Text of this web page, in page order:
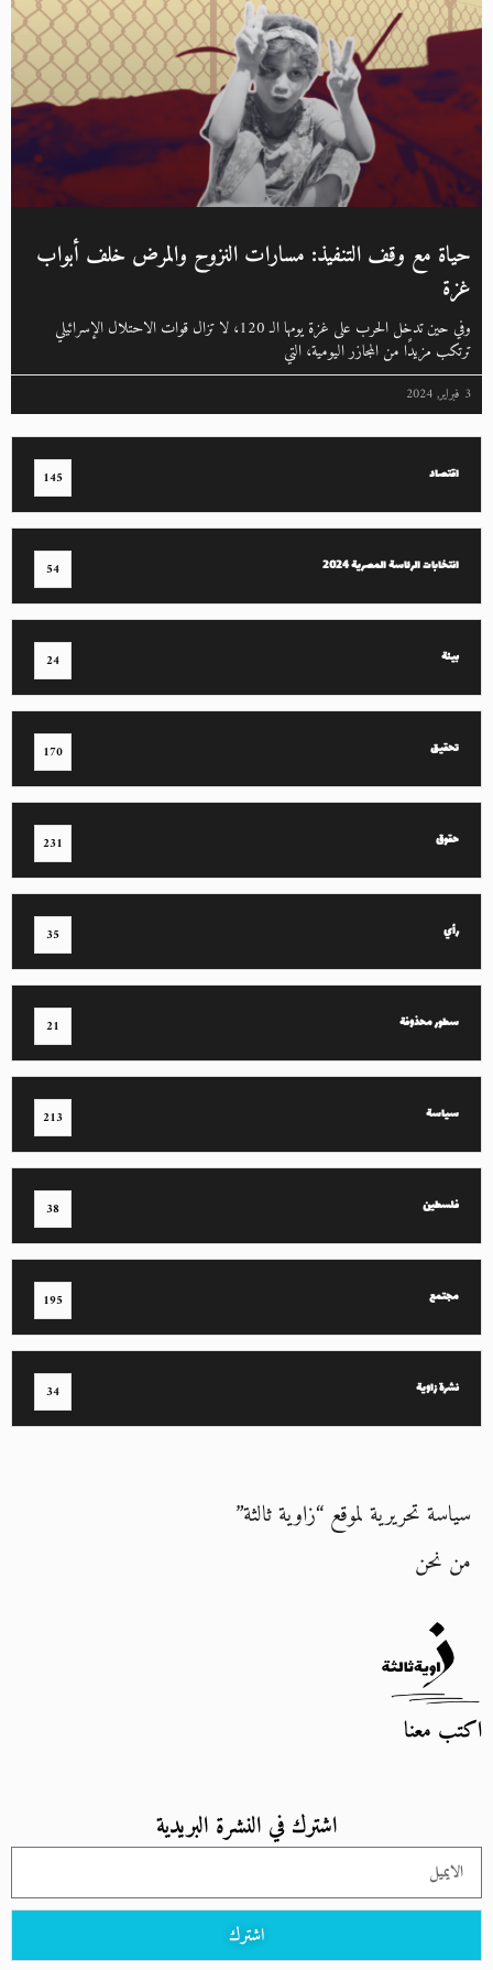
حياة مع وقف التنفيذ: مسارات النزوح والمرض خلف أبواب
غزة
وفي حين تدخل الحرب على غزة يومها الـ 120، لا تزال قوات الاحتلال الإسرائيلي
ترتكب مزيدًا من المجازر اليومية، التي
3 فبراير, 2024
اقتصاد 145
انتخابات الرئاسة المصرية 2024 54
بيئة 24
تحقيق 170
حقوق 231
رأي 35
سطور محذوفة 21
سياسة 213
فلسطين 38
مجتمع 195
نشرة زاوية 34
سياسة تحريرية لموقع “زاوية ثالثة”
من نحن
اكتب معنا
اشترك في النشرة البريدية
اشترك